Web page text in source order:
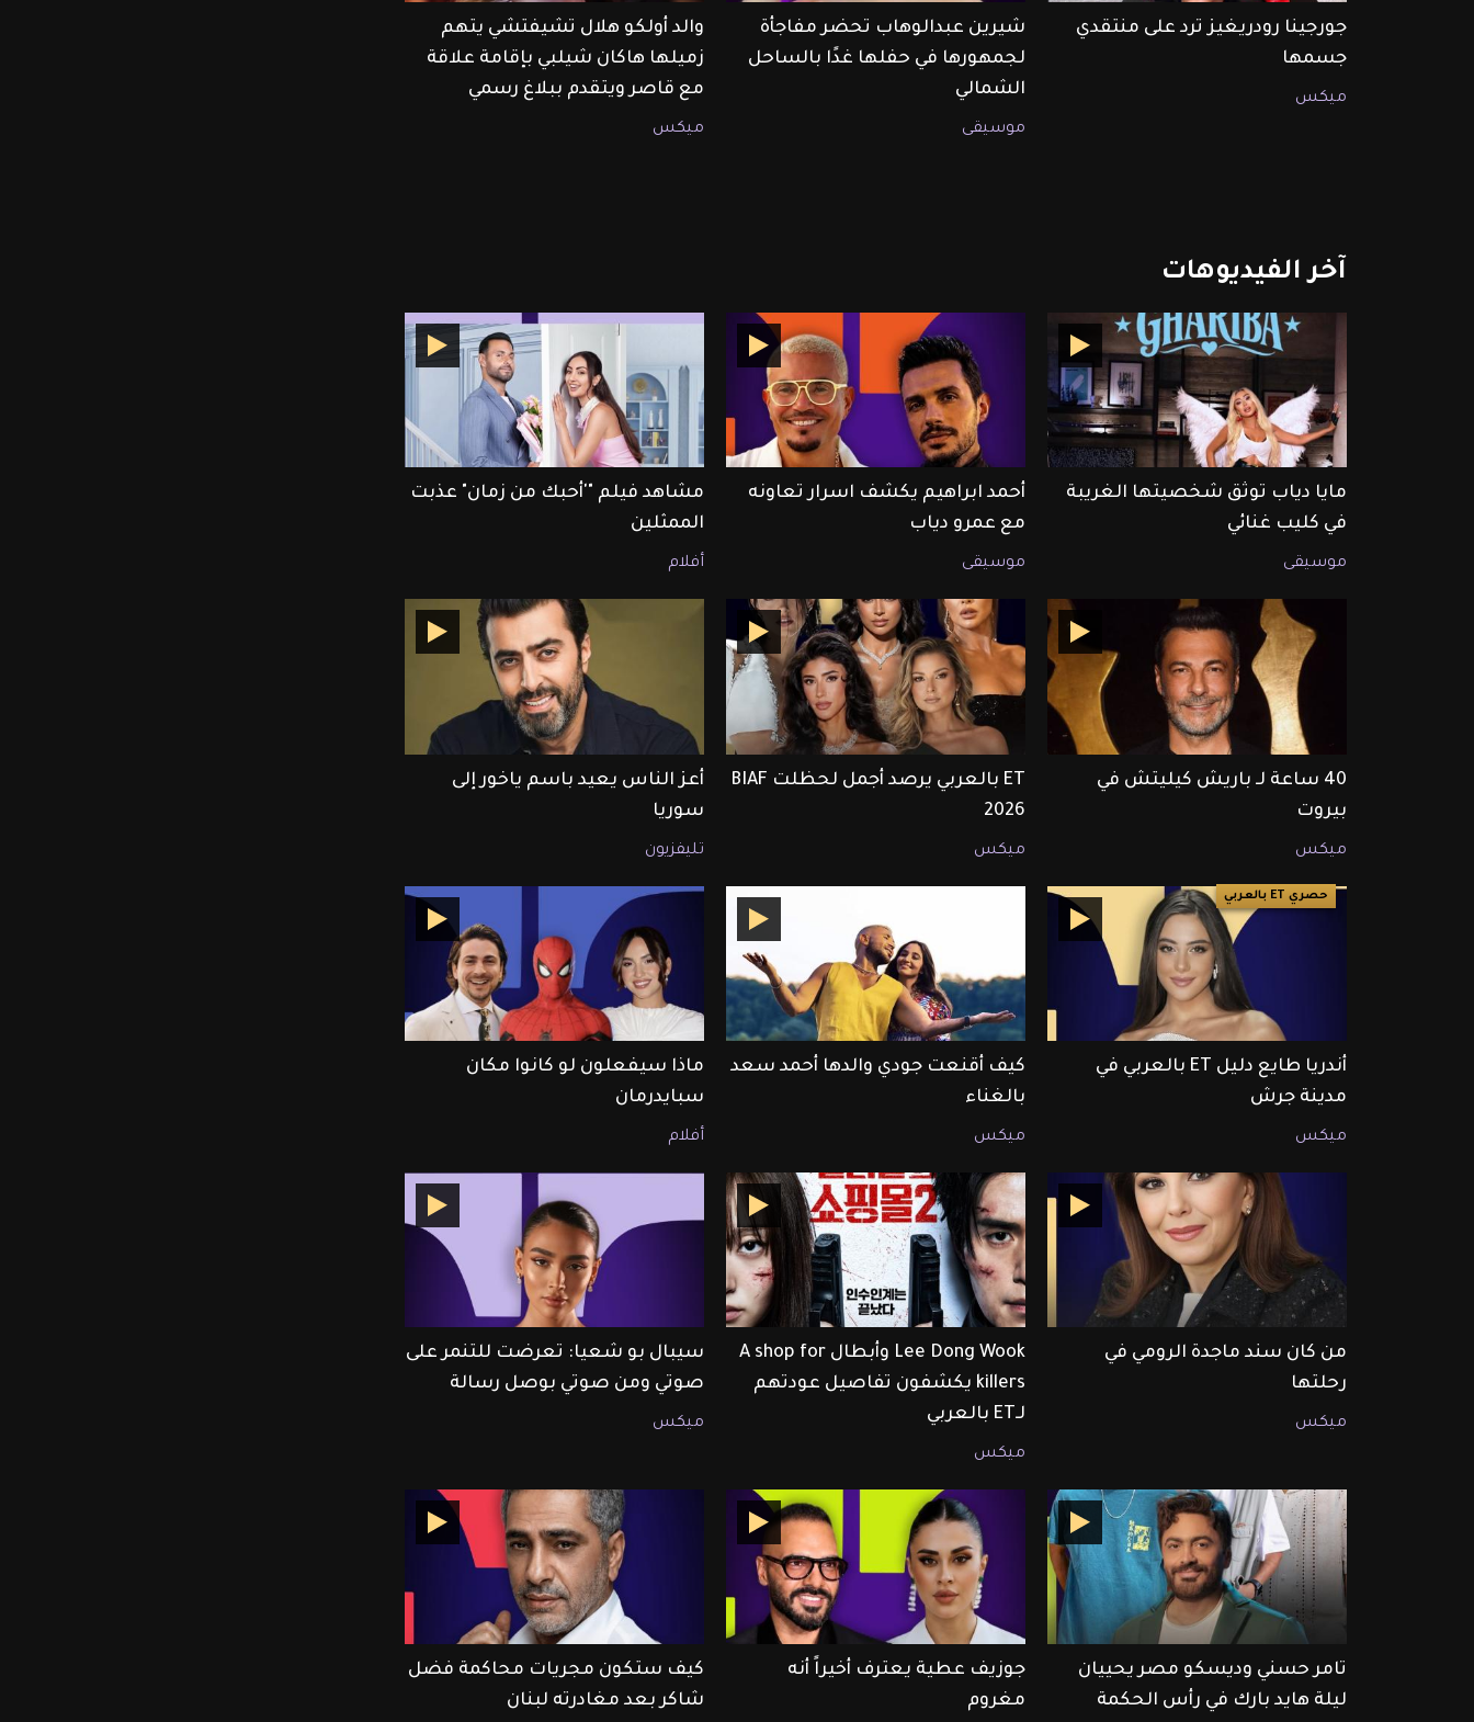
جورجينا رودريغيز ترد على منتقدي
جسمها
ميكس
شيرين عبدالوهاب تحضر مفاجأة
لجمهورها في حفلها غدًا بالساحل
الشمالي
موسيقى
والد أولكو هلال تشيفتشي يتهم
زميلها هاكان شيلبي بإقامة علاقة
مع قاصر ويتقدم ببلاغ رسمي
ميكس
آخر الفيديوهات
مايا دياب توثق شخصيتها الغريبة
في كليب غنائي
موسيقى
أحمد ابراهيم يكشف اسرار تعاونه
مع عمرو دياب
موسيقى
مشاهد فيلم "'أحبك من زمان" عذبت
الممثلين
أفلام
40 ساعة لـ باريش كيليتش في
بيروت
ميكس
ET بالعربي يرصد أجمل لحظلت BIAF
2026
ميكس
أعز الناس يعيد باسم ياخور إلى
سوريا
تليفزيون
حصري ET بالعربي
أندريا طايع دليل ET بالعربي في
مدينة جرش
ميكس
كيف أقنعت جودي والدها أحمد سعد
بالغناء
ميكس
ماذا سيفعلون لو كانوا مكان
سبايدرمان
أفلام
من كان سند ماجدة الرومي في
رحلتها
ميكس
Lee Dong Wook وأبطال A shop for
killers يكشفون تفاصيل عودتهم
لـET بالعربي
ميكس
سيبال بو شعيا: تعرضت للتنمر على
صوتي ومن صوتي بوصل رسالة
ميكس
تامر حسني وديسكو مصر يحييان
ليلة هايد بارك في رأس الحكمة
جوزيف عطية يعترف أخيراً أنه
مغروم
كيف ستكون مجريات محاكمة فضل
شاكر بعد مغادرته لبنان